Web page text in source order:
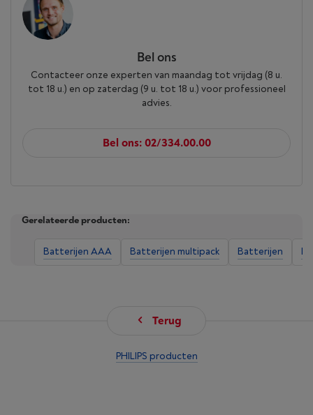
Bel ons
Contacteer onze experten van maandag tot vrijdag (8 u.
tot 18 u.) en op zaterdag (9 u. tot 18 u.) voor professioneel
advies.
Bel ons: 02/334.00.00
Gerelateerde producten:
Batterijen AAA Batterijen multipack Batterijen
Terug
PHILIPS producten